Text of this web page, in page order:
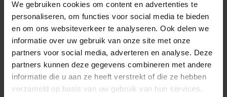
We gebruiken cookies om content en advertenties te
personaliseren, om functies voor social media te bieden
en om ons websiteverkeer te analyseren. Ook delen we
informatie over uw gebruik van onze site met onze
partners voor social media, adverteren en analyse. Deze
partners kunnen deze gegevens combineren met andere
informatie die u aan ze heeft verstrekt of die ze hebben
verzameld op basis van uw gebruik van hun services.
Sorteren op
tot
van
Beoordelingen.
1 – 3 van 4 Beoordelingen